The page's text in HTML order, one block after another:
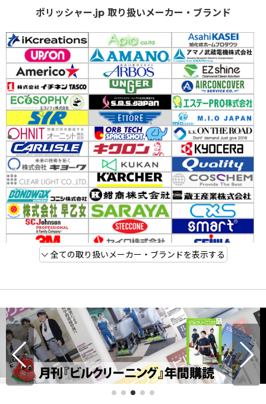
ポリッシャー.jp 取り扱いメーカー・ブランド
全ての取り扱いメーカー・ブランドを表示する